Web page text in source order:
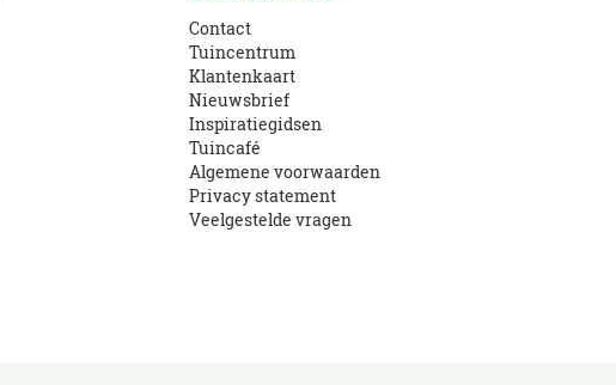
Contact
Tuincentrum
Klantenkaart
Nieuwsbrief
Inspiratiegidsen
Tuincafé
Algemene voorwaarden
Privacy statement
Veelgestelde vragen